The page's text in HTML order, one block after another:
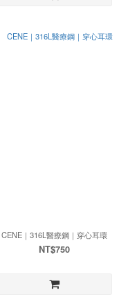
CENE｜316L醫療鋼｜穿心耳環
NT$750